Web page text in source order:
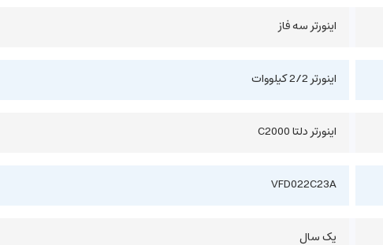
اینورتر سه فاز
اینورتر 2/2 کیلووات
اینورتر دلتا C2000
VFD022C23A
یک سال